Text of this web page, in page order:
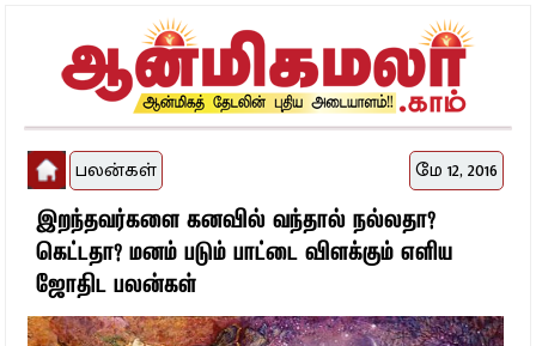
பலன்கள் மே 12, 2016
இறந்தவர்களை கனவில் வந்தால் நல்லதா?
கெட்டதா? மனம் படும் பாட்டை விளக்கும் எளிய
ஜோதிட பலன்கள்